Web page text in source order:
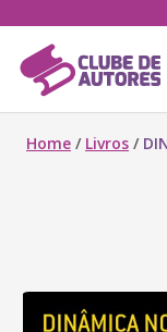
Home / Livros /